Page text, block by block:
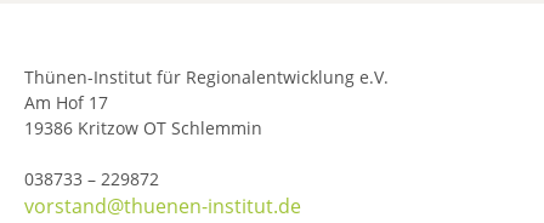
Thünen-Institut für Regionalentwicklung e.V.
Am Hof 17
19386 Kritzow OT Schlemmin
038733 – 229872
vorstand@thuenen-institut.de